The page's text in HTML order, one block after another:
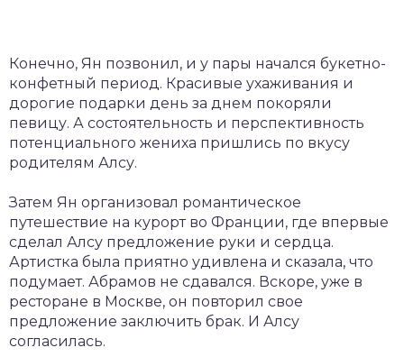
Конечно, Ян позвонил, и у пары начался букетно-
конфетный период. Красивые ухаживания и
дорогие подарки день за днем покоряли
певицу. А состоятельность и перспективность
потенциального жениха пришлись по вкусу
родителям Алсу.
Затем Ян организовал романтическое
путешествие на курорт во Франции, где впервые
сделал Алсу предложение руки и сердца.
Артистка была приятно удивлена и сказала, что
подумает. Абрамов не сдавался. Вскоре, уже в
ресторане в Москве, он повторил свое
предложение заключить брак. И Алсу
согласилась.